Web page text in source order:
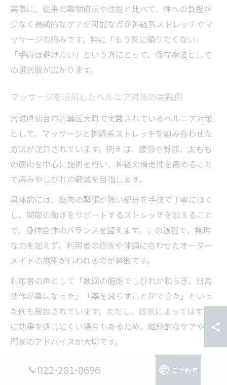
実際に、従来の薬物療法や注射と比べて、体への負担が
少なく長期的なケアが可能な点が神経系ストレッチやマ
ッサージの強みです。特に「もう薬に頼りたくない」
「手術は避けたい」という方にとって、保存療法として
の選択肢が広がります。
マッサージを活用したヘルニア対策の実践例
宮城県仙台市青葉区大町で実践されているヘルニア対策
として、マッサージと神経系ストレッチを組み合わせた
方法が注目されています。例えば、腰部や臀部、太もも
の筋肉を中心に施術を行い、神経の滑走性を高めること
で痛みやしびれの軽減を目指します。
具体的には、筋肉の緊張が強い部分を手技で丁寧にほぐ
し、関節の動きをサポートするストレッチを加えること
で、身体全体のバランスを整えます。この過程で、無理
な力を加えず、利用者の症状や体調に合わせたオーダー
メイドの施術が行われるのが特徴です。
利用者の声として「数回の施術でしびれが和らぎ、日常
動作が楽になった」「薬を減らすことができた」といっ
た例も報告されています。ただし、症状によってはすぐ
に効果を感じにくい場合もあるため、継続的なケアや専
門家のアドバイスが大切です。
ヘルニア対策で重要な痛み緩和のポイント
022-281-8696 ご予約